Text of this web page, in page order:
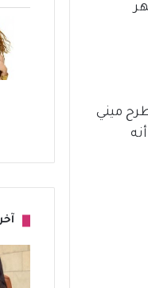
2021، قائلة أنها ستطرح ميني